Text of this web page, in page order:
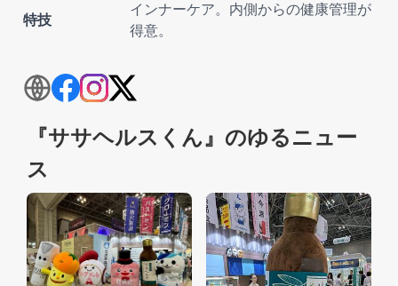
特技
インナーケア。内側からの健康管理が
得意。
『ササヘルスくん』のゆるニュー
ス